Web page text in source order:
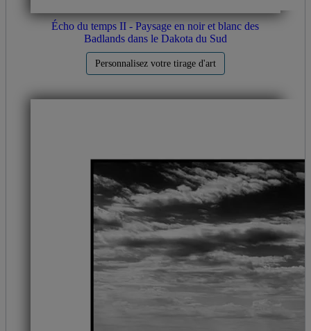
Écho du temps II - Paysage en noir et blanc des
Badlands dans le Dakota du Sud
Personnalisez votre tirage d'art